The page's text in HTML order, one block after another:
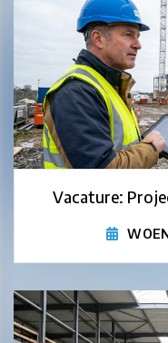
Vacature: